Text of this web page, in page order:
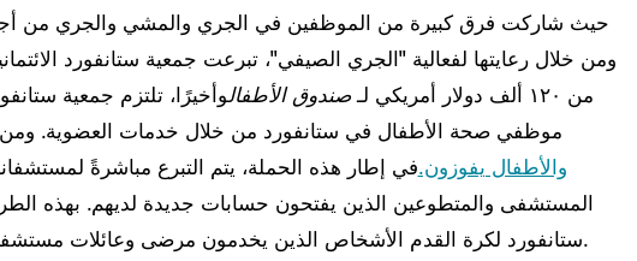
حيث شاركت فرق كبيرة من الموظفين في الجري والمشي والجري من
ومن خلال رعايتها لفعالية "الجري الصيفي"، تبرعت جمعية ستانفورد الائتمانية
من ١٢٠ ألف دولار أمريكي لـ
صندوق الأطفالوأخيرًا، تلتزم جمعية
موظفي صحة الأطفال في ستانفورد من خلال خدمات العضوية.
والأطفال يفوزون.في إطار هذه الحملة، يتم التبرع مباشرةً
المستشفى والمتطوعين الذين يفتحون حسابات جديدة لديهم. بهذه
ستانفورد لكرة القدم الأشخاص الذين يخدمون مرضى وعائلات مستشفى باكارد للأطفال.